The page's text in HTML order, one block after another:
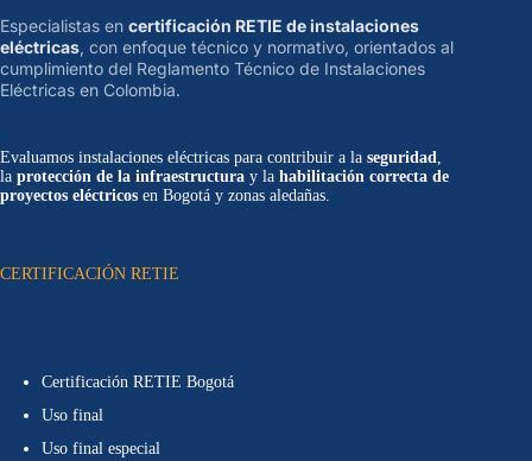
Especialistas en certificación RETIE de instalaciones
eléctricas, con enfoque técnico y normativo, orientados al
cumplimiento del Reglamento Técnico de Instalaciones
Eléctricas en Colombia.
Evaluamos instalaciones eléctricas para contribuir a la seguridad
la protección de la infraestructura y la habilitación correcta de
proyectos eléctricos en Bogotá y zonas aledañas.
CERTIFICACIÓN RETIE
Certificación RETIE Bogotá
Uso final
Uso final especial